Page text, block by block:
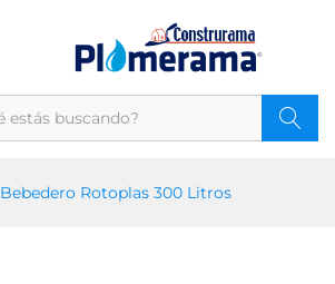
Bebedero Rotoplas 300 Litros